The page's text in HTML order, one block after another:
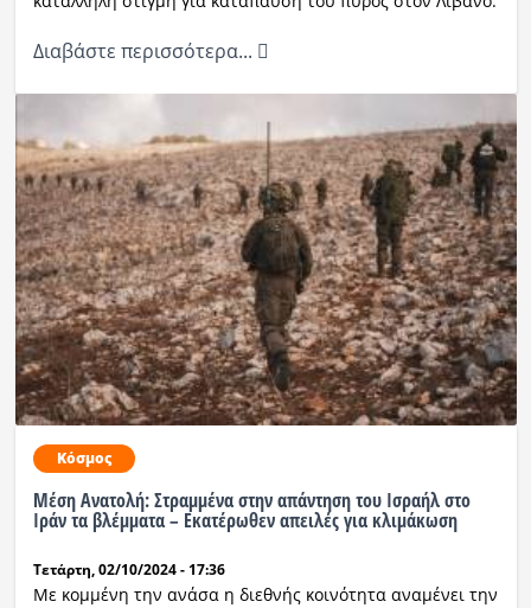
Διαβάστε περισσότερα...
Κόσμος
Μέση Ανατολή: Στραμμένα στην απάντηση του Ισραήλ στο
Ιράν τα βλέμματα – Εκατέρωθεν απειλές για κλιμάκωση
Τετάρτη, 02/10/2024 - 17:36
Με κομμένη την ανάσα η διεθνής κοινότητα αναμένει την